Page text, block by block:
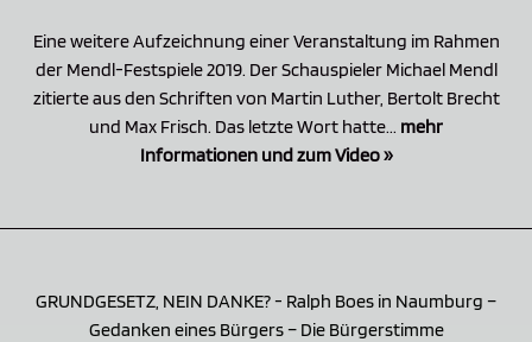
Eine weitere Aufzeichnung einer Veranstaltung im Rahmen
der Mendl-Festspiele 2019. Der Schauspieler Michael Mendl
zitierte aus den Schriften von Martin Luther, Bertolt Brecht
und Max Frisch. Das letzte Wort hatte... mehr
Informationen und zum Video »
GRUNDGESETZ, NEIN DANKE? - Ralph Boes in Naumburg –
Gedanken eines Bürgers – Die Bürgerstimme